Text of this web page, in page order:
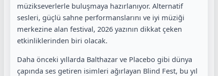
müzikseverlerle buluşmaya hazırlanıyor. Alternatif
sesleri, güçlü sahne performanslarını ve iyi müziği
merkezine alan festival, 2026 yazının dikkat çeken
etkinliklerinden biri olacak.
Daha önceki yıllarda Balthazar ve Placebo gibi dünya
çapında ses getiren isimleri ağırlayan Blind Fest, bu yıl